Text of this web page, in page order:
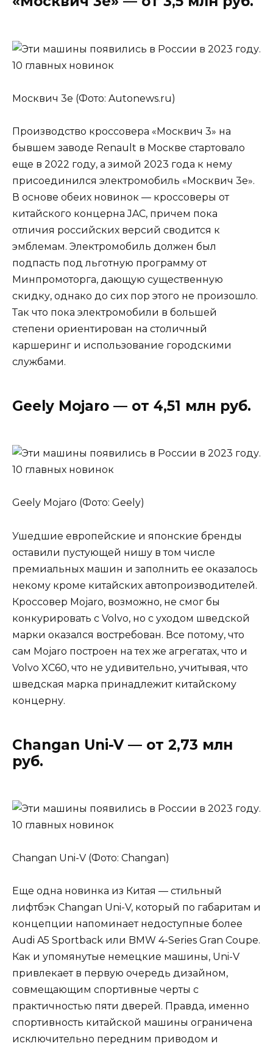
Москвич 3е (Фото: Autonews.ru)
Производство кроссовера «Москвич 3» на
бывшем заводе Renault в Москве стартовало
еще в 2022 году, а зимой 2023 года к нему
присоединился электромобиль «Москвич 3е».
В основе обеих новинок — кроссоверы от
китайского концерна JAC, причем пока
отличия российских версий сводится к
эмблемам. Электромобиль должен был
подпасть под льготную программу от
Минпромоторга, дающую существенную
скидку, однако до сих пор этого не произошло.
Так что пока электромобили в большей
степени ориентирован на столичный
каршеринг и использование городскими
службами.
Geely Mojaro — от 4,51 млн руб.
Geely Mojaro (Фото: Geely)
Ушедшие европейские и японские бренды
оставили пустующей нишу в том числе
премиальных машин и заполнить ее оказалось
некому кроме китайских автопроизводителей.
Кроссовер Mojaro, возможно, не смог бы
конкурировать с Volvo, но с уходом шведской
марки оказался востребован. Все потому, что
сам Mojaro построен на тех же агрегатах, что и
Volvo XC60, что не удивительно, учитывая, что
шведская марка принадлежит китайскому
концерну.
Changan Uni-V — от 2,73 млн
руб.
Changan Uni-V (Фото: Changan)
Еще одна новинка из Китая — стильный
лифтбэк Changan Uni-V, который по габаритам и
концепции напоминает недоступные более
Audi A5 Sportback или BMW 4-Series Gran Coupe.
Как и упомянутые немецкие машины, Uni-V
привлекает в первую очередь дизайном,
совмещающим спортивные черты с
практичностью пяти дверей. Правда, именно
спортивность китайской машины ограничена
исключительно передним приводом и